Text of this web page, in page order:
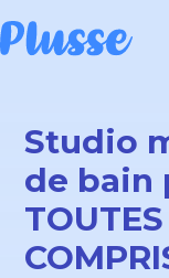
Studio
de bain